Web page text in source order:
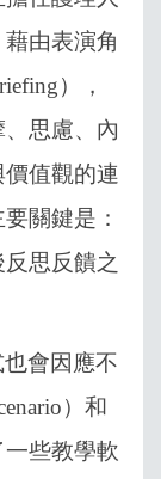
由表演角
），
思慮、內
值觀的連
關鍵是：
思反饋之
會因應不
）和
些教學軟